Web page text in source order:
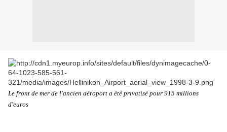
Le front de mer de l'ancien aéroport a été privatisé pour 915 millions
d'euros